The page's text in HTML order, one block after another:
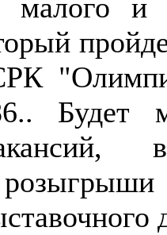
малого и
Будет